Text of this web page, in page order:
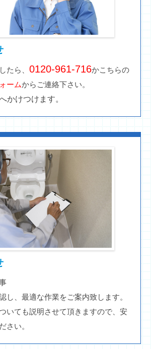
たら、 0120-961-716かこちらの
ームからご連絡下さい。
かけつけます。
し、最適な作業をご案内致します。
いても説明させて頂きますので、安
さい。